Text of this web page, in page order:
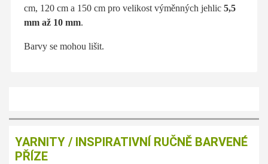
cm, 120 cm a 150 cm pro velikost výměnných jehlic 5,5
mm až 10 mm.
Barvy se mohou lišit.
YARNITY / INSPIRATIVNÍ RUČNĚ BARVENÉ
PŘÍZE